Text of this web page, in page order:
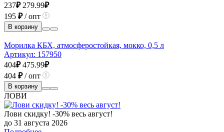
237₽ 279.99₽
195 ₽/ опт
В корзину
Морилка КБХ, атмосферостойкая, мокко, 0,5 л
Артикул: 157950
404₽ 475.99₽
404 ₽/ опт
В корзину
ЛОВИ
Лови скидку! -30% весь август!
до 31 августа 2026